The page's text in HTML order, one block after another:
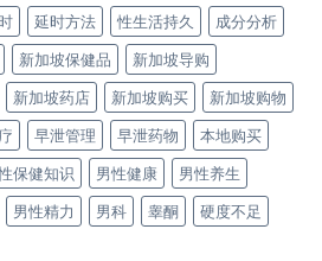
延时方法 性生活持久
成分分析
新加坡保健品
新加坡导购
新加坡药店 新加坡购买
新加坡购物
早泄管理 早泄药物
本地购买
保健知识 男性健康
男性养生
男性精力 男科 睾酮
硬度不足